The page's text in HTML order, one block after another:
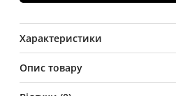
Характеристики
Опис товару